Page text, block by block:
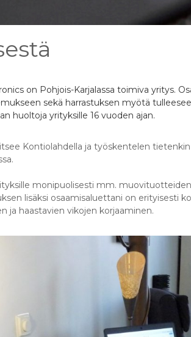
on Pohjois-Karjalassa toimiva yritys.
sekä harrastuksen myötä
huoltoja yrityksille 16 vuoden ajan.
Kontiolahdella ja työskentelen
monipuolisesti mm.
lisäksi osaamisaluettani on erityisesti
ja haastavien vikojen korjaaminen.